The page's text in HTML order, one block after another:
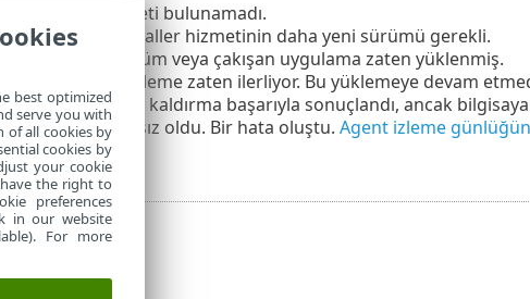
Yükleme paketi bulunamadı.
• Windows Installer hizmetinin daha yeni sürümü gerekli.
Başka bir sürüm veya çakışan uygulama zaten yüklenmiş.
Başka bir yükleme zaten ilerliyor. Bu yüklemeye devam
• Yükleme veya kaldırma başarıyla sonuçlandı, ancak
• Görev başarısız oldu. Bir hata oluştu. Agent izleme
etmelisiniz.
best optimized
serve you with
of all cookies by
cookies by
your cookie
the right to
preferences
in our website
For more